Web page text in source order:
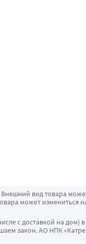
вид товара
может измениться
с доставкой на дом) в
закон. АО НПК